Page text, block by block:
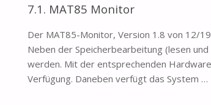
MAT85
SPRUNGTABELLE/
7.1. MAT85 Monitor
Der MAT85-Monitor, Version 1.8 von 12/
Neben der Speicherbearbeitung (lesen
werden. Mit der entsprechenden
Verfügung. Daneben verfügt das System …